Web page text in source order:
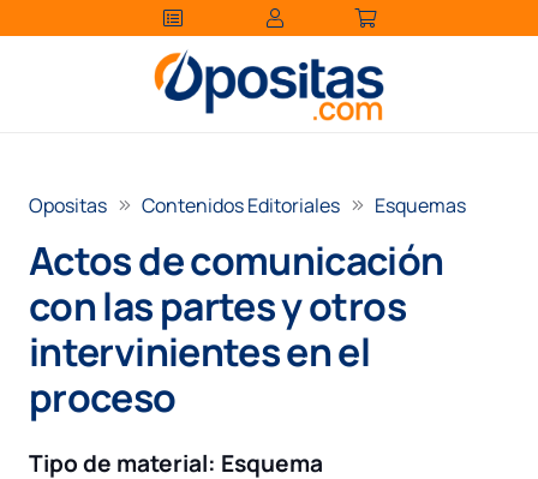
Opositas Contenidos Editoriales Esquemas
Actos de comunicación
con las partes y otros
intervinientes en el
proceso
Tipo de material: Esquema